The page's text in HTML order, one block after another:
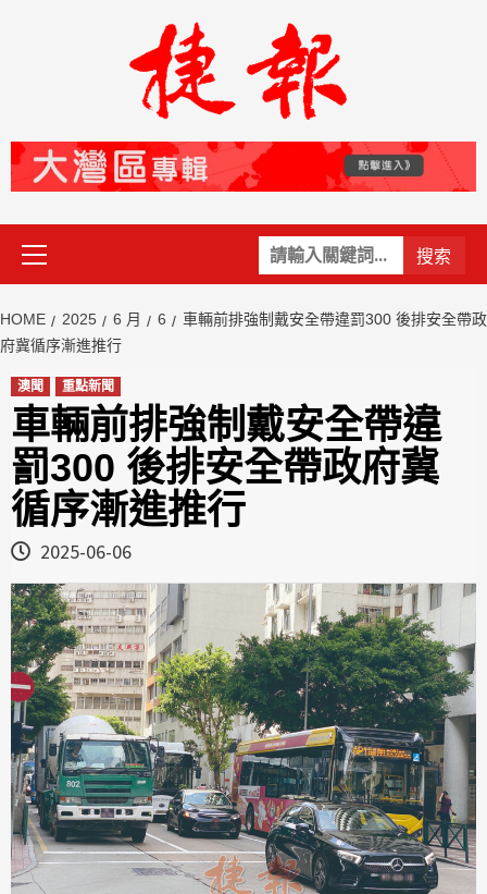
關
鍵
Primary
Menu
HOME 2025 6 月 6
車輛前排強制戴安全帶違罰300 後排安全帶政
府冀循序漸進推行
澳聞 重點新聞
車輛前排強制戴安全帶違
罰300 後排安全帶政府冀
循序漸進推行
2025-06-06